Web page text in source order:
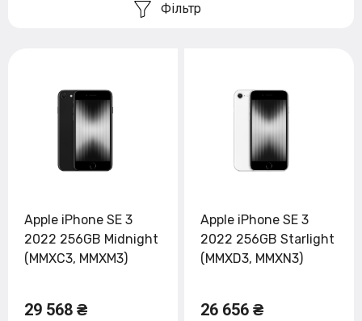
Фільтр
Apple iPhone SE 3
2022 256GB Midnight
(MMXC3, MMXM3)
29 568 ₴
Apple iPhone SE 3
2022 256GB Starlight
(MMXD3, MMXN3)
26 656 ₴